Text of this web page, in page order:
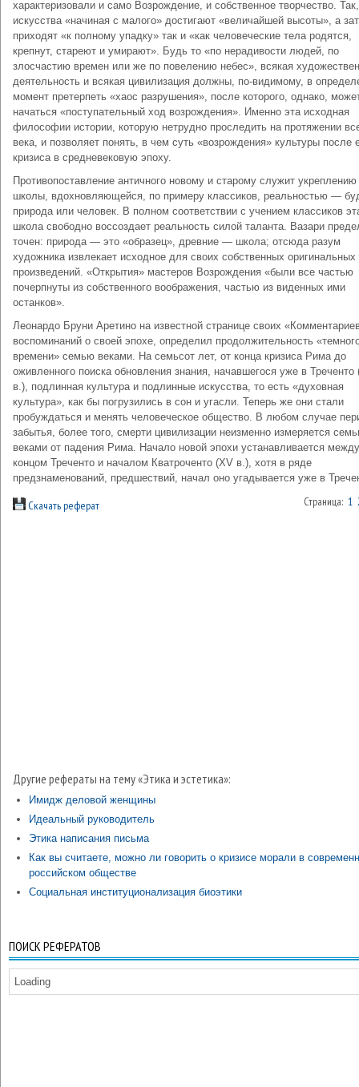
характеризовали и само Возрождение, и собственное творчество. Так,
искусства «начиная с малого» достигают «величайшей высоты», а
приходят «к полному упадку» так и «как человеческие тела родятся,
крепнут, стареют и умирают». Будь то «по нерадивости людей, по
злосчастию времен или же по повелению небес», всякая
деятельность и всякая цивилизация должны, по-видимому, в
момент претерпеть «хаос разрушения», после которого, однако,
начаться «поступательный ход возрождения». Именно эта исходная
философии истории, которую нетрудно проследить на протяжении
века, и позволяет понять, в чем суть «возрождения» культуры после
кризиса в средневековую эпоху.
Противопоставление античного новому и старому служит укреплению
школы, вдохновляющейся, по примеру классиков, реальностью —
природа или человек. В полном соответствии с учением классиков
школа свободно воссоздает реальность силой таланта. Вазари
точен: природа — это «образец», древние — школа; отсюда разум
художника извлекает исходное для своих собственных оригинальных
произведений. «Открытия» мастеров Возрождения «были все частью
почерпнуты из собственного воображения, частью из виденных ими
останков».
Леонардо Бруни Аретино на известной странице своих
воспоминаний о своей эпохе, определил продолжительность
времени» семью веками. На семьсот лет, от конца кризиса Рима до
оживленного поиска обновления знания, начавшегося уже в Треченто
в.), подлинная культура и подлинные искусства, то есть «духовная
культура», как бы погрузились в сон и угасли. Теперь же они стали
пробуждаться и менять человеческое общество. В любом случае
забытья, более того, смерти цивилизации неизменно измеряется
веками от падения Рима. Начало новой эпохи устанавливается между
концом Треченто и началом Кватроченто (XV в.), хотя в ряде
предзнаменований, предшествий, начал оно угадывается уже в
Скачать реферат Страница: 1
Другие рефераты на тему «Этика и эстетика»:
Имидж деловой женщины
Идеальный руководитель
Этика написания письма
Как вы считаете, можно ли говорить о кризисе морали в
российском обществе
Социальная институционализация биоэтики
ПОИСК РЕФЕРАТОВ
Loading